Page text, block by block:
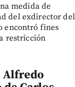
medida de
del exdirector del
encontró fines
restricción
Alfredo